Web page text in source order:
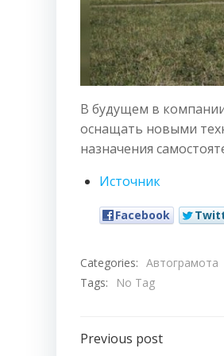
В будущем в
оснащать новыми
назначения
Источник
Facebook
Categories: Автограмота
Tags:
No Tag
Previous post